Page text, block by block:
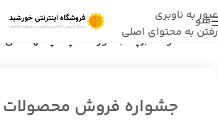
عبور به ناوبری
رفتن به محتوای اصلی
منو
خانه/ محصولات برچسب خورده “لپ تاپ مهندسی HP ProBook 450 G7”
جشواره فروش محصولات